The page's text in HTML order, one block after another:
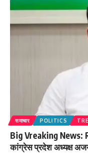
समाचार POLITICS
Big Vreaking News:
कांग्रेस प्रदेश अध्यक्ष